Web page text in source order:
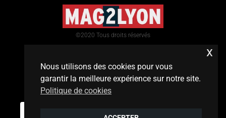
©2020 Tous droits réservés
Nous utilisons des cookies pour vous
garantir la meilleure expérience sur notre site.
Politique de cookies
x